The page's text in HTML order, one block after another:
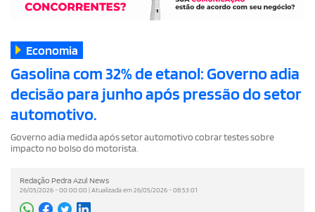
Economia
Gasolina com 32% de etanol: Governo adia
decisão para junho após pressão do setor
automotivo.
Governo adia medida após setor automotivo cobrar testes sobre
impacto no bolso do motorista.
Redação Pedra Azul News
26/05/2026 - 00:00:00 | Atualizada em 26/05/2026 - 08:53:01